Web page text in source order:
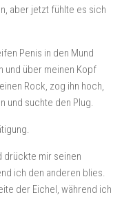
aber jetzt fühlte es sich
Penis in den Mund
und über meinen Kopf
Rock, zog ihn hoch,
und suchte den Plug.
drückte mir seinen
ich den anderen blies.
der Eichel, während ich